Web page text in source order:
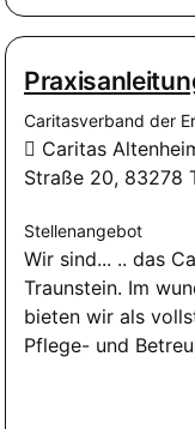
Caritasverband der
Caritas
Straße 20, 83278
Stellenangebot
Wir sind... .. das
Traunstein. Im
bieten wir als
Pflege- und